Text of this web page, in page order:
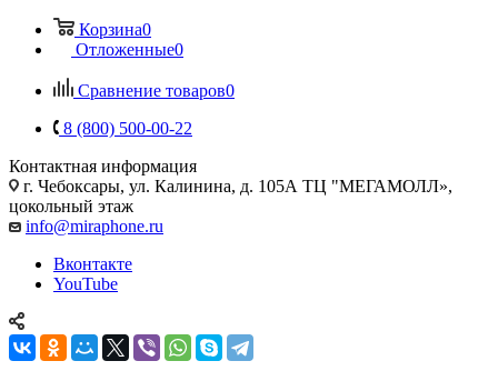
Корзина0
Отложенные0
Сравнение товаров0
8 (800) 500-00-22
Контактная информация
г. Чебоксары, ул. Калинина, д. 105А ТЦ "МЕГАМОЛЛ»,
цокольный этаж
info@miraphone.ru
Вконтакте
YouTube